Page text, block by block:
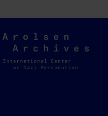
Arolsen
Archives